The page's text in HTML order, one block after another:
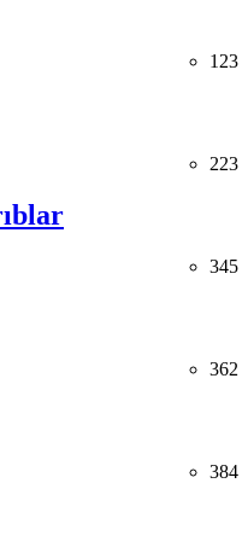
123
223
345
362
384